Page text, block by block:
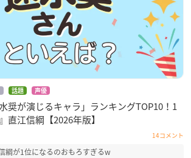
話題 声優
奨が演じるキャラ」ランキングTOP10！1
直江信綱【2026年版】
14コメント
綱が1位になるのおもろすぎるw